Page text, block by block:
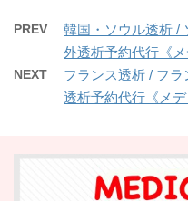
PREV
韓国・ソウル透析 /
外透析予約代行《メ
NEXT
フランス透析 / フ
透析予約代行《メデ